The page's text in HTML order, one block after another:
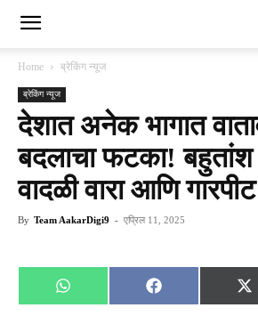
Home ब्रेकिंग न्यूज
ब्रेकिंग न्यूज
देशात अनेक भागात
बदलाचा फटका! बहुतांश
वादळी वारा आणि गारपीट
By Team AakarDigi9 - एप्रिल 11, 2025
Share
on
WhatsApp
Share
on
Facebook
X